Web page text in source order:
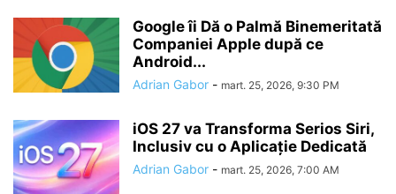
Google îi Dă o Palmă Binemeritată
Companiei Apple după ce
Android...
Adrian Gabor - mart. 25, 2026, 9:30 PM
iOS 27 va Transforma Serios Siri,
Inclusiv cu o Aplicație Dedicată
Adrian Gabor - mart. 25, 2026, 7:00 AM